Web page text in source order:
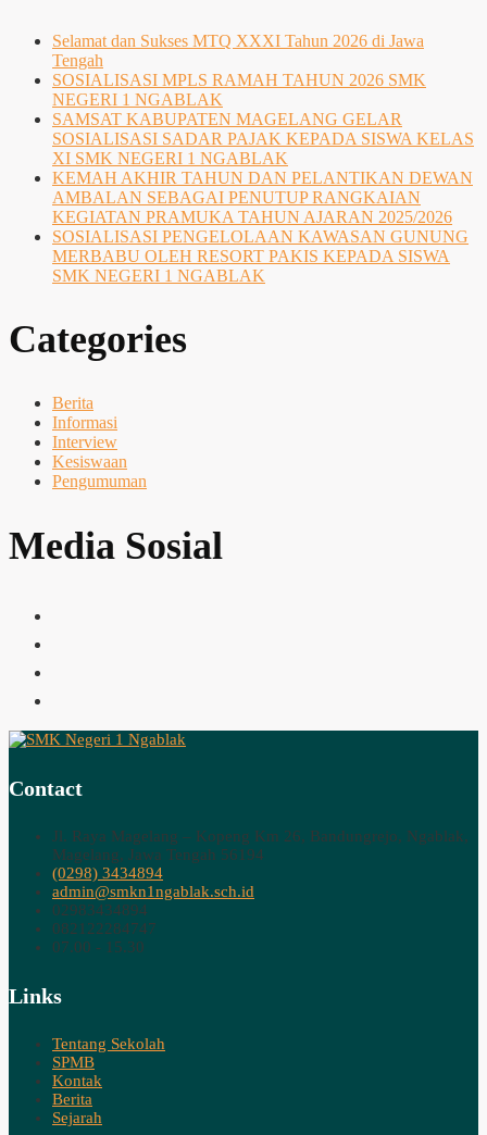
Selamat dan Sukses MTQ XXXI Tahun 2026 di Jawa
Tengah
SOSIALISASI MPLS RAMAH TAHUN 2026 SMK
NEGERI 1 NGABLAK
SAMSAT KABUPATEN MAGELANG GELAR
SOSIALISASI SADAR PAJAK KEPADA SISWA KELAS
XI SMK NEGERI 1 NGABLAK
KEMAH AKHIR TAHUN DAN PELANTIKAN DEWAN
AMBALAN SEBAGAI PENUTUP RANGKAIAN
KEGIATAN PRAMUKA TAHUN AJARAN 2025/2026
SOSIALISASI PENGELOLAAN KAWASAN GUNUNG
MERBABU OLEH RESORT PAKIS KEPADA SISWA
SMK NEGERI 1 NGABLAK
Categories
Berita
Informasi
Interview
Kesiswaan
Pengumuman
Media Sosial
Contact
Jl. Raya Magelang – Kopeng Km 26, Bandungrejo, Ngablak,
Magelang, Jawa Tengah 56194
(0298) 3434894
admin@smkn1ngablak.sch.id
02983434894
082122284747
07.00 - 15.30
Links
Tentang Sekolah
SPMB
Kontak
Berita
Sejarah